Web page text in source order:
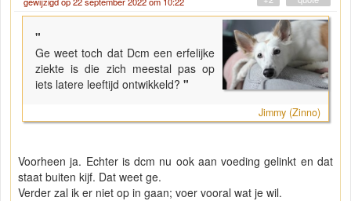
"
Ge weet toch dat Dcm een erfelijke
ziekte is die zich meestal pas op
iets latere leeftijd ontwikkeld? "
Jimmy (Zinno)
Voorheen ja. Echter is dcm nu ook aan voeding gelinkt en dat
staat buiten kijf. Dat weet ge.
Verder zal ik er niet op in gaan; voer vooral wat je wil.